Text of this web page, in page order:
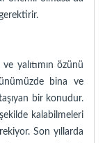
yalıtımın özünü
bina ve
bir konudur.
kalabilmeleri
Son yıllarda